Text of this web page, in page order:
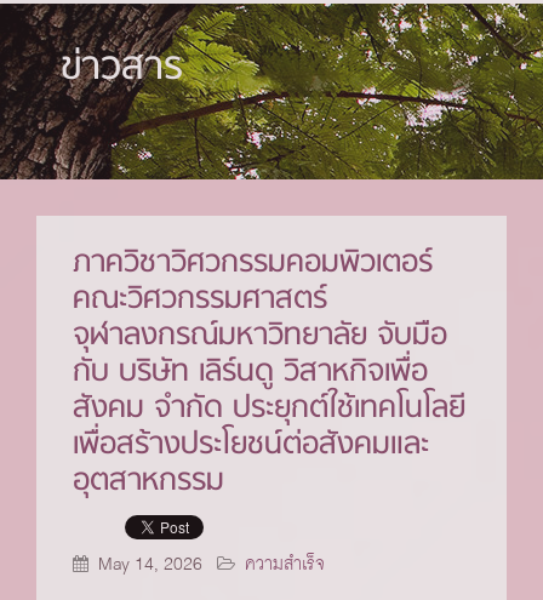
ข่าวสาร
ภาควิชาวิศวกรรมคอมพิวเตอร์
คณะวิศวกรรมศาสตร์
จุฬาลงกรณ์มหาวิทยาลัย จับมือ
กับ บริษัท เลิร์นดู วิสาหกิจเพื่อ
สังคม จำกัด ประยุกต์ใช้เทคโนโลยี
เพื่อสร้างประโยชน์ต่อสังคมและ
อุตสาหกรรม
May 14, 2026
ความสำเร็จ